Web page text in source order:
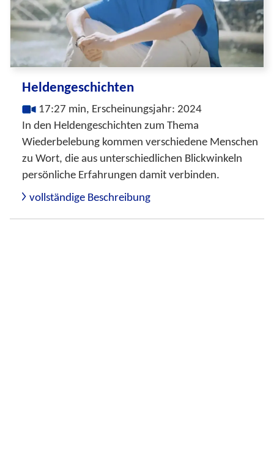
Heldengeschichten
17:27 min, Erscheinungsjahr: 2024
In den Heldengeschichten zum Thema
Wiederbelebung kommen verschiedene Menschen
zu Wort, die aus unterschiedlichen Blickwinkeln
persönliche Erfahrungen damit verbinden.
vollständige Beschreibung